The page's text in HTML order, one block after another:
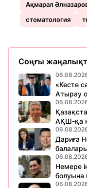
Ақмарал
стоматология
Соңғы
«Кесте
Атырау
АҚШ-қа
Дариға
Немере
болуына